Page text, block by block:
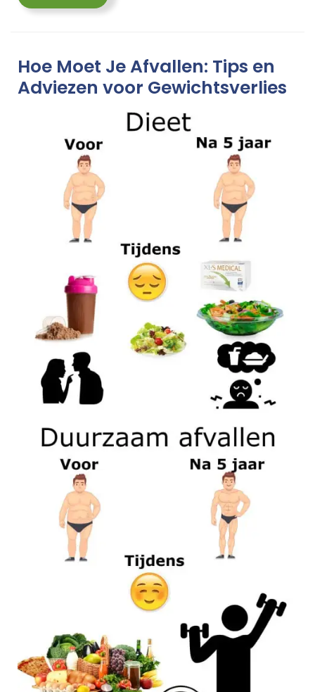
More
Hoe Moet Je Afvallen: Tips en
Adviezen voor Gewichtsverlies